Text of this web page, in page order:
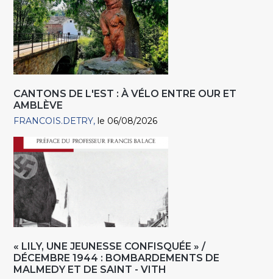
CANTONS DE L'EST : À VÉLO ENTRE OUR ET
AMBLÈVE
FRANCOIS.DETRY le 06/08/2026
« LILY, UNE JEUNESSE CONFISQUÉE » /
DÉCEMBRE 1944 : BOMBARDEMENTS DE
MALMEDY ET DE SAINT - VITH